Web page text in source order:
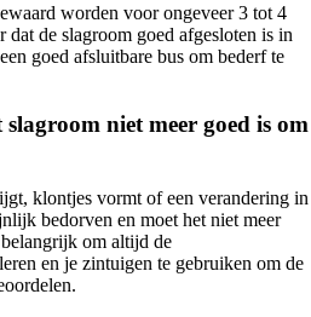
worden voor ongeveer 3 tot 4
de slagroom goed afgesloten is in
goed afsluitbare bus om bederf te
niet meer goed is om
klontjes vormt of een verandering in
bedorven en moet het niet meer
om altijd de
en je zintuigen te gebruiken om de